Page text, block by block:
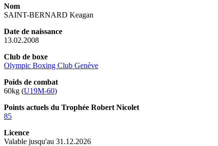
Nom
SAINT-BERNARD Keagan
Date de naissance
13.02.2008
Club de boxe
Olympic Boxing Club Genève
Poids de combat
60kg (U19M-60)
Points actuels du Trophée Robert Nicolet
85
Licence
Valable jusqu'au 31.12.2026